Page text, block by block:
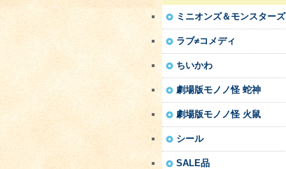
ミニオンズ＆モンスターズ
ラブ≠コメディ
ちいかわ
劇場版モノノ怪 蛇神
劇場版モノノ怪 火鼠
シール
SALE品